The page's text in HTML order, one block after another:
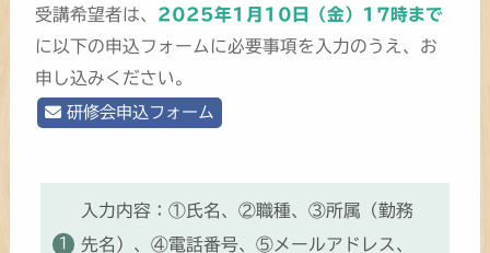
受講希望者は、 2025年1月10日（金）17時まで
に以下の申込フォームに必要事項を入力のうえ、お
申し込みください。
研修会申込フォーム
入力内容：①氏名、②職種、③所属（勤務
先名）、④電話番号、⑤メールアドレス、